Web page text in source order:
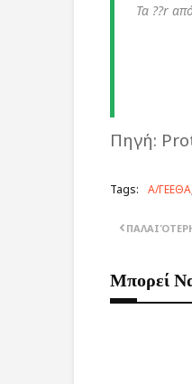
Τα ??r
Πηγή:
Tags: Α/ΓΕΕΘΑ
Μπορεί